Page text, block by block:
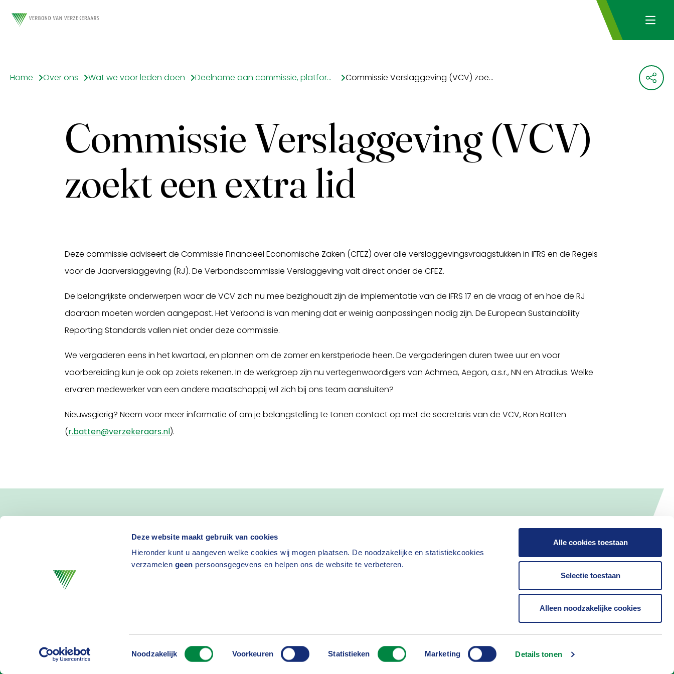
Deze website maakt gebruik van cookies
Hieronder kunt u aangeven welke cookies wij mogen plaatsen. De noodzakelijke en statistiekcookies
verzamelen geen persoonsgegevens en helpen ons de website te verbeteren.
Toestemmingsselectie
Noodzakelijk Voorkeuren Statistieken Marketing Details tonen
Alle cookies toestaan
Selectie toestaan
Alleen noodzakelijke cookies
Home Over ons Wat we voor leden doen Deelname aan commissie, platform of werkgroep Commissie Verslaggeving (VCV) zoekt een extra lid
Commissie Verslaggeving (VCV)
zoekt een extra lid
Deze commissie adviseert de Commissie Financieel Economische Zaken (CFEZ) over alle verslaggevingsvraagstukken in IFRS en de Regels
voor de Jaarverslaggeving (RJ). De Verbondscommissie Verslaggeving valt direct onder de CFEZ.
De belangrijkste onderwerpen waar de VCV zich nu mee bezighoudt zijn de implementatie van de IFRS 17 en de vraag of en hoe de RJ
daaraan moeten worden aangepast. Het Verbond is van mening dat er weinig aanpassingen nodig zijn. De European Sustainability
Reporting Standards vallen niet onder deze commissie.
We vergaderen eens in het kwartaal, en plannen om de zomer en kerstperiode heen. De vergaderingen duren twee uur en voor
voorbereiding kun je ook op zoiets rekenen. In de werkgroep zijn nu vertegenwoordigers van Achmea, Aegon, a.s.r., NN en Atradius. Welke
ervaren medewerker van een andere maatschappij wil zich bij ons team aansluiten?
Nieuwsgierig? Neem voor meer informatie of om je belangstelling te tonen contact op met de secretaris van de VCV, Ron Batten
(r.batten@verzekeraars.nl).
Blijf op de hoogte van nieuws
en activiteiten
Nieuwsbrief aanvragen
Privacy DisclaimerCookies